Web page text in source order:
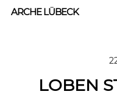
SkipARCHE LÜBECK
LOBEN